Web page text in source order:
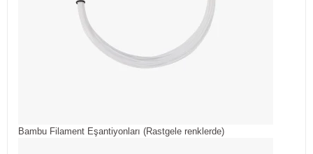
Bambu Filament Eşantiyonları (Rastgele renklerde)